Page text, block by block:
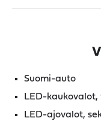
Suomi-auto
LED-
LED-ajovalot,